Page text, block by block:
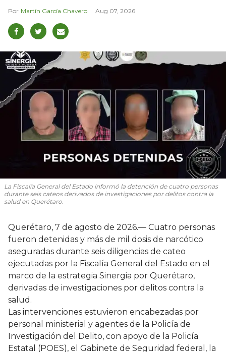
Martín García Chavero Aug 07, 2026
La Fiscalía General del Estado informó la detención de cuatro personas
durante seis cateos derivados de investigaciones por delitos contra la
salud en Querétaro.
Querétaro, 7 de agosto de 2026.— Cuatro personas
fueron detenidas y más de mil dosis de narcótico
aseguradas durante seis diligencias de cateo
ejecutadas por la Fiscalía General del Estado en el
marco de la estrategia Sinergia por Querétaro,
derivadas de investigaciones por delitos contra la
salud.
Las intervenciones estuvieron encabezadas por
personal ministerial y agentes de la Policía de
Investigación del Delito, con apoyo de la Policía
Estatal (POES), el Gabinete de Seguridad federal, la